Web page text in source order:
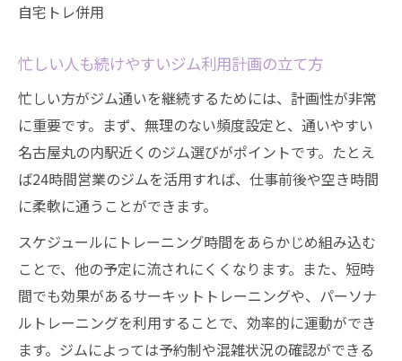
自宅トレ併用
忙しい人も続けやすいジム利用計画の立て方
忙しい方がジム通いを継続するためには、計画性が非常
に重要です。まず、無理のない頻度設定と、通いやすい
名古屋丸の内駅近くのジム選びがポイントです。たとえ
ば24時間営業のジムを活用すれば、仕事前後や空き時間
に柔軟に通うことができます。
スケジュールにトレーニング時間をあらかじめ組み込む
ことで、他の予定に流されにくくなります。また、短時
間でも効果があるサーキットトレーニングや、パーソナ
ルトレーニングを利用することで、効率的に運動ができ
ます。ジムによっては予約制や混雑状況の確認ができる